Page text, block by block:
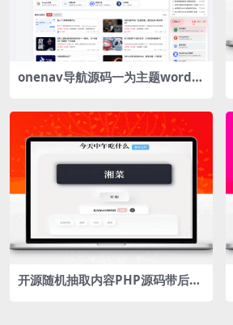
onenav导航源码一为主题wordp
开源随机抽取内容PHP源码带后台